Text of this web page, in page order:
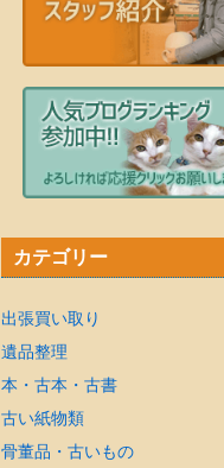
カテゴリー
出張買い取り
遺品整理
本・古本・古書
古い紙物類
骨董品・古いもの